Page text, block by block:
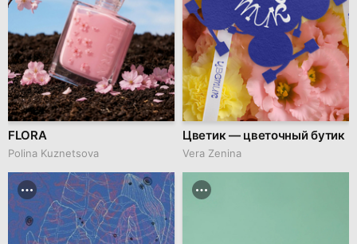
FLORA
Polina Kuznetsova
Цветик — цветочный бутик
Vera Zenina